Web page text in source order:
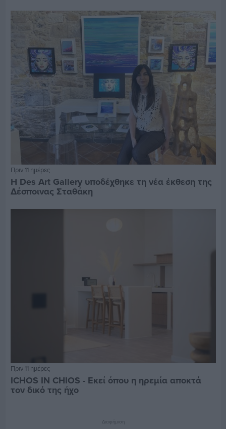
Πριν 11 ημέρες
Η Des Art Gallery υποδέχθηκε τη νέα έκθεση της
Δέσποινας Σταθάκη
Πριν 11 ημέρες
ICHOS IN CHIOS - Εκεί όπου η ηρεμία αποκτά
τον δικό της ήχο
Διαφήμιση